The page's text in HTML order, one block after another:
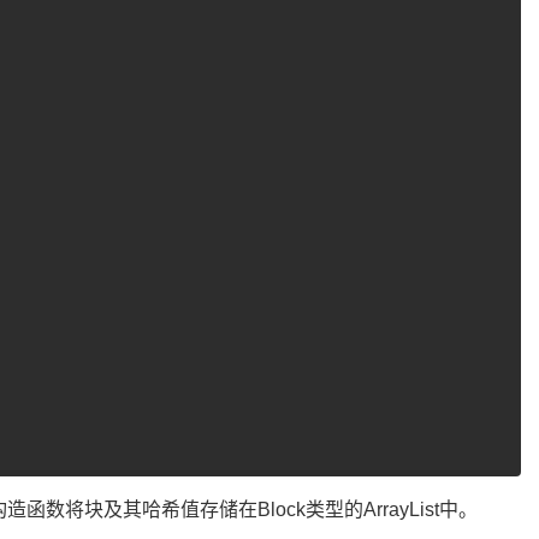
函数将块及其哈希值存储在Block类型的ArrayList中。